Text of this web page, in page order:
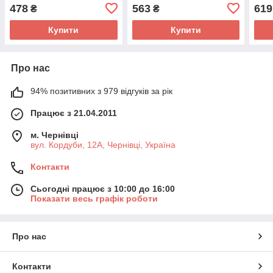
478 ₴
Купити
563₴
Купити
619
Про нас
94% позитивних з 979 відгуків за рік
Працює з 21.04.2011
м. Чернівці
вул. Кордуби, 12А, Чернівці, Україна
Контакти
Сьогодні працює з 10:00 до 16:00
Показати весь графік роботи
Про нас
Контакти